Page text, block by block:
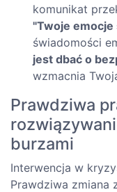
komunikat
"Twoje emocje
świadomości
jest dbać o
wzmacnia
Prawdziwa
burzami
Interwencja w
Prawdziwa zmiana